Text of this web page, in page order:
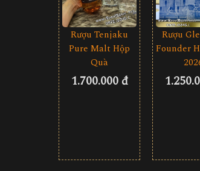
Rượu Tenjaku
Pure Malt Hộp
Quà
1.700.000 đ
Rượu
Founder